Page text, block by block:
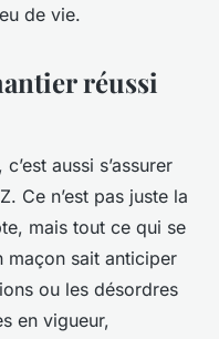
de vie.
réussi
aussi s’assurer
Ce n’est pas juste la
mais tout ce qui se
maçon sait anticiper
ou les désordres
en vigueur,